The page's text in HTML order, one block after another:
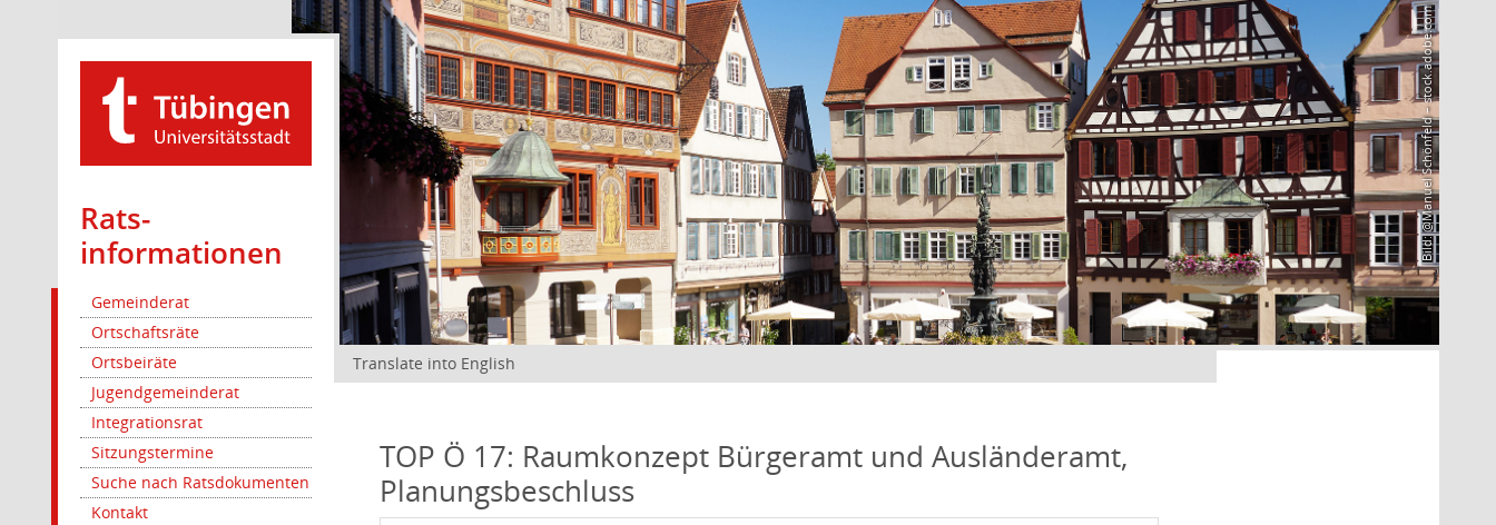
Rats­
informationen
Gemeinderat
Ortschaftsräte
Ortsbeiräte
Jugendgemeinderat
Integrationsrat
Sitzungstermine
Suche nach Ratsdokumenten
Kontakt
Bild: @Manuel Schönfeld – stock.adobe.com
Translate into English
TOP Ö 17: Raumkonzept Bürgeramt und Ausländeramt,
Planungsbeschluss